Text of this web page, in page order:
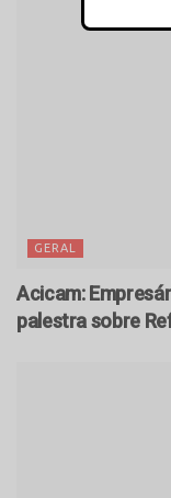
GERAL
Acicam:
palestra sobre